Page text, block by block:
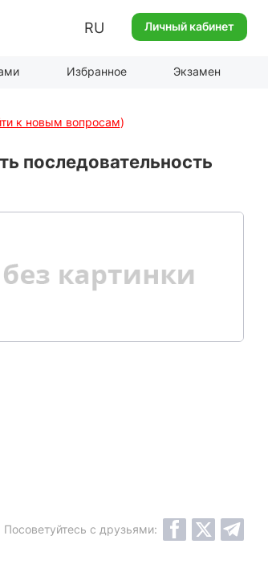
RU Личный кабинет
Избранное Экзамен
к новым вопросам)
последовательность
Посоветуйтесь с друзьями: